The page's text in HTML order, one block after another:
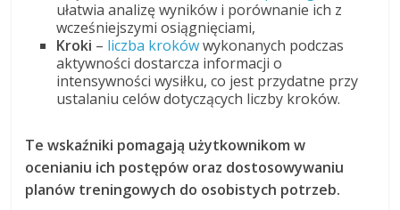
ułatwia analizę wyników i porównanie ich z
wcześniejszymi osiągnięciami,
Kroki – liczba krokówwykonanych podczas
aktywności dostarcza informacji o
intensywności wysiłku, co jest przydatne przy
ustalaniu celów dotyczących liczby kroków.
Te wskaźniki pomagają użytkownikom w
ocenianiu ich postępów oraz dostosowywaniu
planów treningowych do osobistych potrzeb.